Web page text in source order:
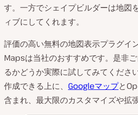
す。一方でシェイプビルダーは地図
ィブにしてくれます。
評価の高い無料の地図表示プラグイ
Mapsは当社のおすすめです。是非
るかどうか実際に試してみてくださ
作成できる上に、 Googleマップと
含まれ、最大限のカスタマイズや拡